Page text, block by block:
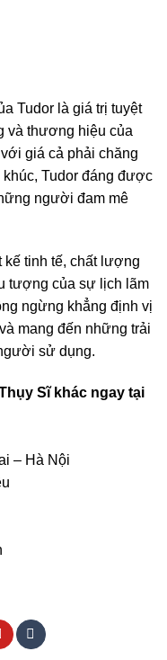
Tudor là giá trị tuyệt
và thương hiệu của
giá cả phải chăng
Tudor đáng được
người đam mê
tinh tế, chất lượng
tượng của sự lịch lãm
ngừng khẳng định vị
mang đến những trải
sử dụng.
Sĩkhác ngay tại
– Hà Nội